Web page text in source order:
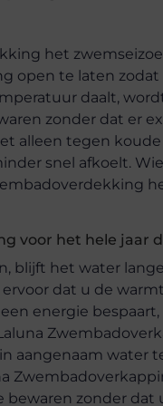
het
open te laten
daalt,
zonder dat er
alleen tegen
snel afkoelt.
voor het hele jaar
blijft het water
dat u de
energie
aangenaam water
zonder dat